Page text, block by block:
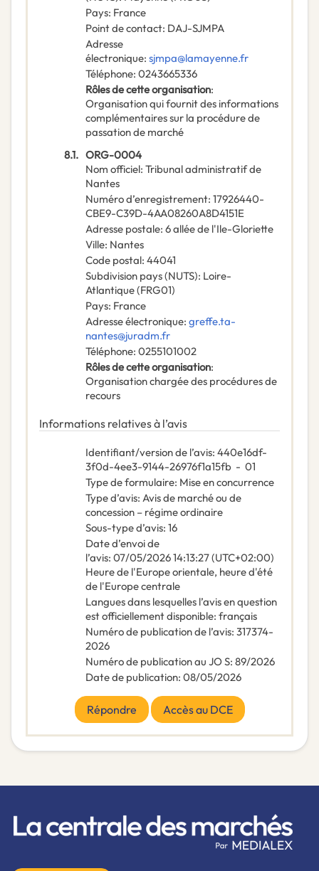
Pays: France
Point de contact: DAJ-SJMPA
Adresse
électronique: sjmpa@lamayenne.fr
Téléphone: 0243665336
Rôles de cette organisation:
Organisation qui fournit des informations
complémentaires sur la procédure de
passation de marché
8.1. ORG-0004
Nom officiel: Tribunal administratif de
Nantes
Numéro d’enregistrement: 17926440-
CBE9-C39D-4AA08260A8D4151E
Adresse postale: 6 allée de l'Ile-Gloriette
Ville: Nantes
Code postal: 44041
Subdivision pays (NUTS): Loire-
Atlantique(FRG01)
Pays: France
Adresse électronique: greffe.ta-
nantes@juradm.fr
Téléphone: 0255101002
Rôles de cette organisation:
Organisation chargée des procédures de
recours
Informations relatives à l’avis
Identifiant/version de l’avis: 440e16df-
3f0d-4ee3-9144-26976f1a15fb - 01
Type de formulaire: Mise en concurrence
Type d’avis: Avis de marché ou de
concession – régime ordinaire
Sous-type d’avis: 16
Date d’envoi de
l’avis: 07/05/202614:13:27 (UTC+02:00)
Heure de l'Europe orientale, heure d'été
de l'Europe centrale
Langues dans lesquelles l’avis en question
est officiellement disponible: français
Numéro de publication de l’avis: 317374-
2026
Numéro de publication au JO S: 89/2026
Date de publication: 08/05/2026
Répondre Accès au DCE